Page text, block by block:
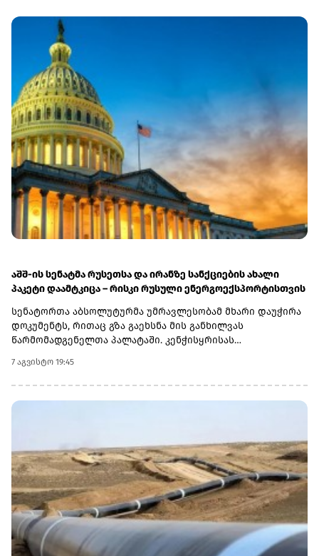
აშშ-ის სენატმა რუსეთსა და ირანზე სანქციების ახალი
პაკეტი დაამტკიცა – რისკი რუსული ენერგოექსპორტისთვის
სენატორთა აბსოლუტურმა უმრავლესობამ მხარი დაუჭირა
დოკუმენტს, რითაც გზა გაეხსნა მის განხილვას
წარმომადგენელთა პალატაში. კენჭისყრისას
წინააღმდეგ კანონპროექტზე, სახელწოდებით „ლინდსი ო.
გრემის 2026 წლის სანქციების აქტი რუსეთისა და ირანის
წინააღმდეგ“. საბოლოო დათვლით შედეგი 86 ხმა 11-ის
აშშ-ის პრეზიდენტმა დონალდ ტრამპმა უნდა მოაწეროს
ხელი. უცნობია, როდის განიხილავს კანონპროექტს
პალატა.კანონპროექტის ინიციატორად დასახელებულია
სენატორი ლინდსი გრემი, რომელიც 2026 წლის 11 ივლისს
გარდაიცვალა. „ეს კანონი პუტინს მტკივნეულ ადგილზე
ურტყამს“, - განაცხადა მისმა დამ დარლინ გრემ ნორდონმა,
რომელმაც სენატში მისი ადგილი დაიკავა.„დღეს ზელენსკი
ამას უკრაინიდან აკვირდება, ხოლო პუტინი - მოსკოვიდან“,
7 აგვისტო 19:45